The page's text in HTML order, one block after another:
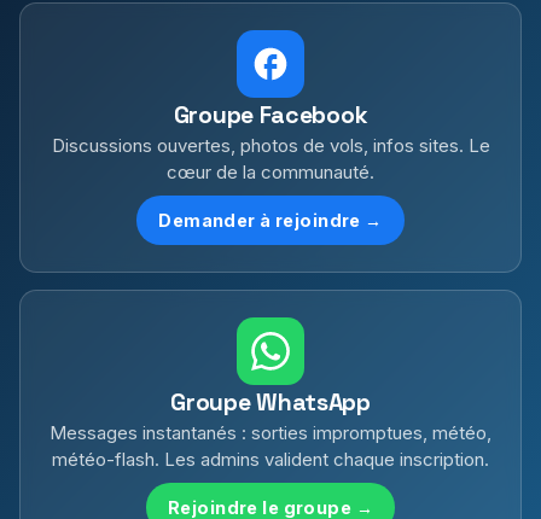
Groupe Facebook
Discussions ouvertes, photos de vols, infos sites. Le
cœur de la communauté.
Demander à rejoindre →
Groupe WhatsApp
Messages instantanés : sorties impromptues, météo,
météo-flash. Les admins valident chaque inscription.
Rejoindre le groupe →